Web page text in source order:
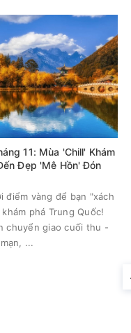
11: Mùa 'Chill' Khám
Đẹp 'Mê Hồn' Đón
điểm vàng để bạn "xách
phá Trung Quốc!
chuyển giao cuối thu -
...